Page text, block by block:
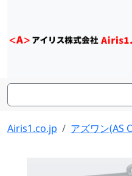
Airis1.co.jp アズワン(AS